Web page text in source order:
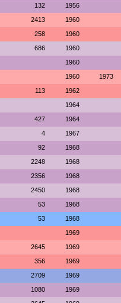
132 1956
2413 1960
258 1960
686 1960
1960
1960 1973
113 1962
1964
427 1964
4 1967
92 1968
2248 1968
2356 1968
2450 1968
53 1968
53 1968
1969
2645 1969
356 1969
2709 1969
1080 1969